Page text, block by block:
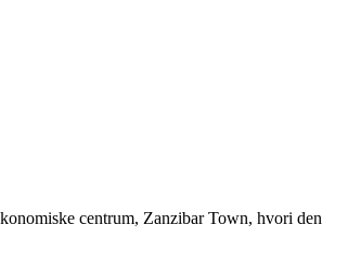
centrum, Zanzibar Town, hvori den